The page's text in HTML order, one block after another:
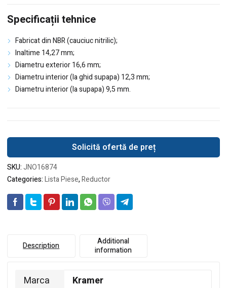
Specificații tehnice
Fabricat din NBR (cauciuc nitrilic);
Inaltime 14,27 mm;
Diametru exterior 16,6 mm;
Diametru interior (la ghid supapa) 12,3 mm;
Diametru interior (la supapa) 9,5 mm.
Solicită ofertă de preț
SKU:JNO16874
Categories:Lista Piese,Reductor
Description
Additional
information
Marca
Kramer